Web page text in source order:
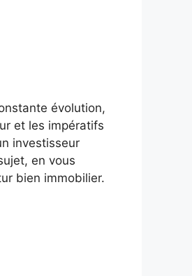
évolution,
et les impératifs
investisseur
en vous
bien immobilier.